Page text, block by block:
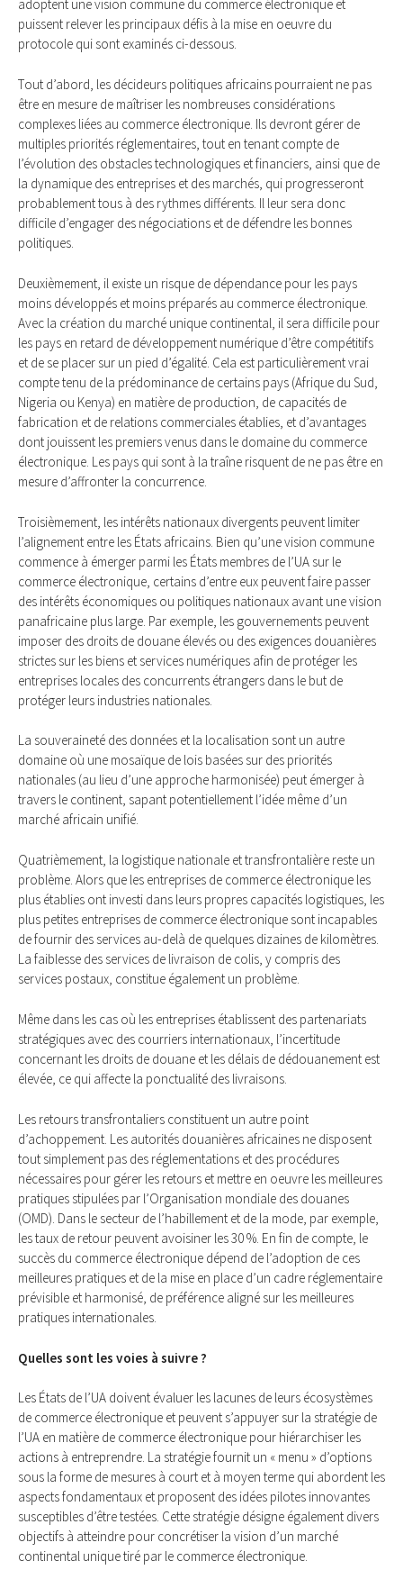
adoptent une vision commune du commerce électronique et
puissent relever les principaux défis à la mise en oeuvre du
protocole qui sont examinés ci-dessous.
Tout d’abord, les décideurs politiques africains pourraient ne pas
être en mesure de maîtriser les nombreuses considérations
complexes liées au commerce électronique. Ils devront gérer de
multiples priorités réglementaires, tout en tenant compte de
l’évolution des obstacles technologiques et financiers, ainsi que de
la dynamique des entreprises et des marchés, qui progresseront
probablement tous à des rythmes différents. Il leur sera donc
difficile d’engager des négociations et de défendre les bonnes
politiques.
Deuxièmement, il existe un risque de dépendance pour les pays
moins développés et moins préparés au commerce électronique.
Avec la création du marché unique continental, il sera difficile pour
les pays en retard de développement numérique d’être compétitifs
et de se placer sur un pied d’égalité. Cela est particulièrement vrai
compte tenu de la prédominance de certains pays (Afrique du Sud,
Nigeria ou Kenya) en matière de production, de capacités de
fabrication et de relations commerciales établies, et d’avantages
dont jouissent les premiers venus dans le domaine du commerce
électronique. Les pays qui sont à la traîne risquent de ne pas être en
mesure d’affronter la concurrence.
Troisièmement, les intérêts nationaux divergents peuvent limiter
l’alignement entre les États africains. Bien qu’une vision commune
commence à émerger parmi les États membres de l’UA sur le
commerce électronique, certains d’entre eux peuvent faire passer
des intérêts économiques ou politiques nationaux avant une vision
panafricaine plus large. Par exemple, les gouvernements peuvent
imposer des droits de douane élevés ou des exigences douanières
strictes sur les biens et services numériques afin de protéger les
entreprises locales des concurrents étrangers dans le but de
protéger leurs industries nationales.
La souveraineté des données et la localisation sont un autre
domaine où une mosaïque de lois basées sur des priorités
nationales (au lieu d’une approche harmonisée) peut émerger à
travers le continent, sapant potentiellement l’idée même d’un
marché africain unifié.
Quatrièmement, la logistique nationale et transfrontalière reste un
problème. Alors que les entreprises de commerce électronique les
plus établies ont investi dans leurs propres capacités logistiques, les
plus petites entreprises de commerce électronique sont incapables
de fournir des services au-delà de quelques dizaines de kilomètres.
La faiblesse des services de livraison de colis, y compris des
services postaux, constitue également un problème.
Même dans les cas où les entreprises établissent des partenariats
stratégiques avec des courriers internationaux, l’incertitude
concernant les droits de douane et les délais de dédouanement est
élevée, ce qui affecte la ponctualité des livraisons.
Les retours transfrontaliers constituent un autre point
d’achoppement. Les autorités douanières africaines ne disposent
tout simplement pas des réglementations et des procédures
nécessaires pour gérer les retours et mettre en oeuvre les meilleures
pratiques stipulées par l’Organisation mondiale des douanes
(OMD). Dans le secteur de l’habillement et de la mode, par exemple,
les taux de retour peuvent avoisiner les 30 %. En fin de compte, le
succès du commerce électronique dépend de l’adoption de ces
meilleures pratiques et de la mise en place d’un cadre réglementaire
prévisible et harmonisé, de préférence aligné sur les meilleures
pratiques internationales.
Quelles sont les voies à suivre ?
Les États de l’UA doivent évaluer les lacunes de leurs écosystèmes
de commerce électronique et peuvent s’appuyer sur la stratégie de
l’UA en matière de commerce électronique pour hiérarchiser les
actions à entreprendre. La stratégie fournit un « menu » d’options
sous la forme de mesures à court et à moyen terme qui abordent les
aspects fondamentaux et proposent des idées pilotes innovantes
susceptibles d’être testées. Cette stratégie désigne également divers
objectifs à atteindre pour concrétiser la vision d’un marché
continental unique tiré par le commerce électronique.